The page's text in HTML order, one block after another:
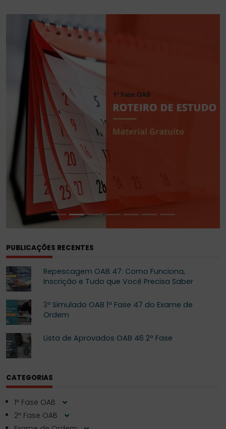
SIDEBAR
CURSO
ORDEM
LINKS
PUBLICAÇÕES RECENTES
Repescagem OAB 47: Como Funciona,
Inscrição e Tudo que Você Precisa Saber
3º Simulado OAB 1ª Fase 47 do Exame de
Ordem
Lista de Aprovados OAB 46 2ª Fase
CATEGORIAS
1ª Fase OAB
2ª Fase OAB